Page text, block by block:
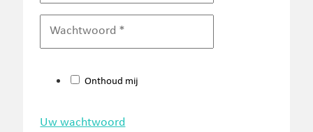
Onthoud mij
Uw wachtwoord